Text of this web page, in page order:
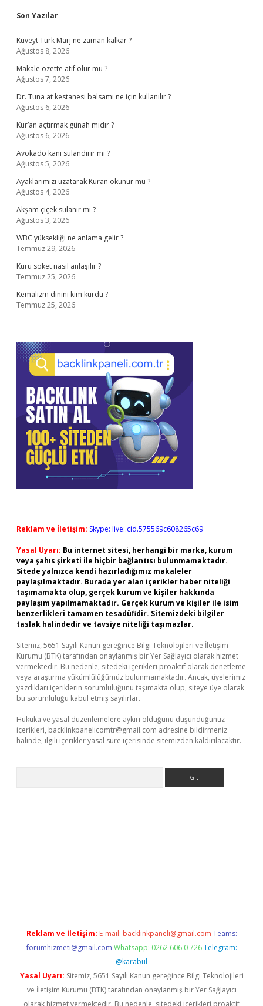
Sidebar
Son Yazılar
Kuveyt Türk Marj ne zaman kalkar ?
Ağustos 8, 2026
Makale özette atıf olur mu ?
Ağustos 7, 2026
Dr. Tuna at kestanesi balsamı ne için kullanılır ?
Ağustos 6, 2026
Kur’an açtırmak günah mıdır ?
Ağustos 6, 2026
Avokado kanı sulandırır mı ?
Ağustos 5, 2026
Ayaklarımızı uzatarak Kuran okunur mu ?
Ağustos 4, 2026
Akşam çiçek sulanır mı ?
Ağustos 3, 2026
WBC yüksekliği ne anlama gelir ?
Temmuz 29, 2026
Kuru soket nasıl anlaşılır ?
Temmuz 25, 2026
Kemalizm dinini kim kurdu ?
Temmuz 25, 2026
Reklam ve İletişim: Skype: live:.cid.575569c608265c69
Yasal Uyarı: Bu internet sitesi, herhangi bir marka, kurum
veya şahıs şirketi ile hiçbir bağlantısı bulunmamaktadır.
Sitede yalnızca kendi hazırladığımız makaleler
paylaşılmaktadır. Burada yer alan içerikler haber niteliği
taşımamakta olup, gerçek kurum ve kişiler hakkında
paylaşım yapılmamaktadır. Gerçek kurum ve kişiler ile isim
benzerlikleri tamamen tesadüfidir. Sitemizdeki bilgiler
taslak halindedir ve tavsiye niteliği taşımazlar.
Sitemiz, 5651 Sayılı Kanun gereğince Bilgi Teknolojileri ve İletişim
Kurumu (BTK) tarafından onaylanmış bir Yer Sağlayıcı olarak hizmet
vermektedir. Bu nedenle, sitedeki içerikleri proaktif olarak denetleme
veya araştırma yükümlülüğümüz bulunmamaktadır. Ancak, üyelerimiz
yazdıkları içeriklerin sorumluluğunu taşımakta olup, siteye üye olarak
bu sorumluluğu kabul etmiş sayılırlar.
Hukuka ve yasal düzenlemelere aykırı olduğunu düşündüğünüz
içerikleri, backlinkpanelicomtr@gmail.com adresine bildirmeniz
halinde, ilgili içerikler yasal süre içerisinde sitemizden kaldırılacaktır.
Reklam ve İletişim: E-mail: backlinkpaneli@gmail.com Teams:
forumhizmeti@gmail.com Whatsapp: 0262 606 0 726 Telegram:
@karabul
Yasal Uyarı: Sitemiz, 5651 Sayılı Kanun gereğince Bilgi Teknolojileri
ve İletişim Kurumu (BTK) tarafından onaylanmış bir Yer Sağlayıcı
olarak hizmet vermektedir. Bu nedenle, sitedeki içerikleri proaktif